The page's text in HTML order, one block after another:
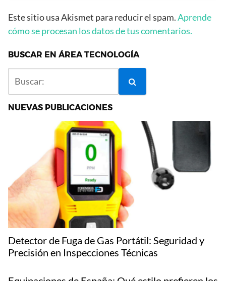
Este sitio usa Akismet para reducir el spam.Aprende
cómo se procesan los datos de tus comentarios.
BUSCAR EN ÁREA TECNOLOGÍA
NUEVAS PUBLICACIONES
Detector de Fuga de Gas Portátil: Seguridad y
Precisión en Inspecciones Técnicas